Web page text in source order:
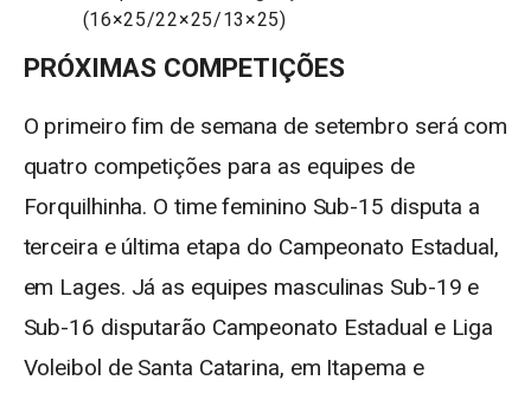
(16×25/22×25/13×25)
PRÓXIMAS COMPETIÇÕES
O primeiro fim de semana de setembro será com
quatro competições para as equipes de
Forquilhinha. O time feminino Sub-15 disputa a
terceira e última etapa do Campeonato Estadual,
em Lages. Já as equipes masculinas Sub-19 e
Sub-16 disputarão Campeonato Estadual e Liga
Voleibol de Santa Catarina, em Itapema e